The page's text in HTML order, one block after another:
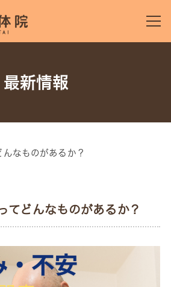
最新情報
なものがあるか？
てどんなものがあるか？